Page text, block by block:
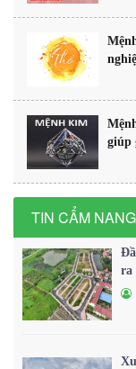
giúp
TIN CẨM NANG
ra